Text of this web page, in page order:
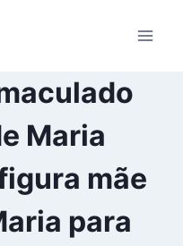
Maria
mãe
para